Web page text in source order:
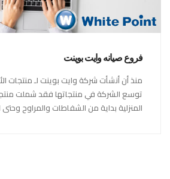
فروع صيانه وايت بوينت
منذ أن أنشأت شركة وايت بوينت لـ منتجات
توسع الشركة في منتجاتها فقد شملت
المنزلية بداية من الشفاطات والمراوح